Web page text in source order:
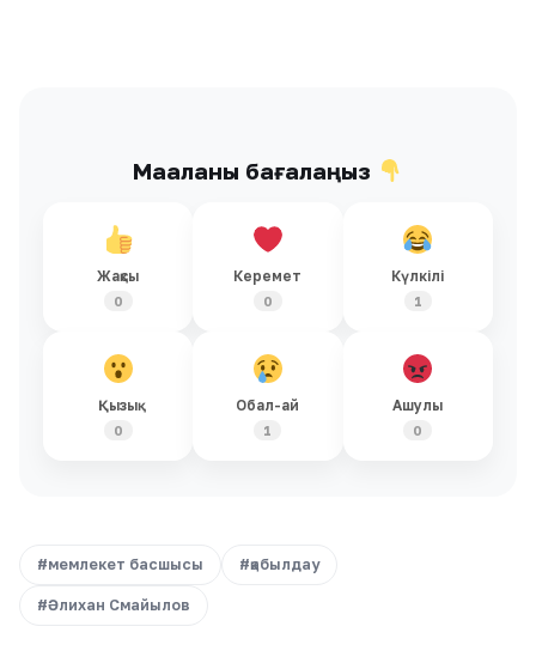
Мақаланы бағалаңыз
Жақсы
0
Керемет
0
Күлкілі
1
Қызық
0
Обал-ай
1
Ашулы
0
#мемлекет басшысы #қабылдау
#Әлихан Смайылов